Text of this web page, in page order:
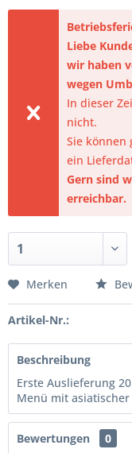
Liebe
wir haben
wegen
In dieser
nicht.
Sie können
ein
Gern sind
erreichbar.
Merken
Artikel-Nr.:
Beschreibung
Erste Auslieferung
Menü mit asiatischer
Bewertungen
0